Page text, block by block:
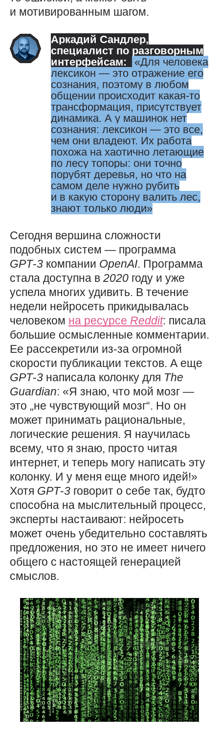
и мотивированным шагом.
Аркадий Сандлер,
специалист по разговорным
интерфейсам:
Для человека
лексикон — ​это отражение его
сознания, поэтому в любом
общении происходит какая-то
трансформация, присутствует
динамика. А у машинок нет
сознания: лексикон — ​это все,
чем они владеют. Их работа
похожа на хаотично летающие
по лесу топоры: они точно
порубят деревья, но что на
самом деле нужно рубить
и в какую сторону валить лес,
знают только люди
Сегодня вершина сложности
подобных систем — ​программа
GPT‑3 компании OpenAI. Программа
стала доступна в 2020 году и уже
успела многих удивить. В течение
недели нейросеть прикидывалась
человеком на ресурсе Reddit: ​писала
большие осмысленные комментарии.
Ее рассекретили из-за огромной
скорости публикации текстов. А еще
GPT‑3 написала колонку для The
Guardian: «Я знаю, что мой мозг — ​
это „не чувствующий мозг“. Но он
может принимать рациональные,
логические решения. Я научилась
всему, что я знаю, просто читая
интернет, и теперь могу написать эту
колонку. И у меня еще много идей!»
Хотя GPT‑3 говорит о себе так, будто
способна на мыслительный процесс,
эксперты настаивают: нейросеть
может очень убедительно составлять
предложения, но это не имеет ничего
общего с настоящей генерацией
смыслов.